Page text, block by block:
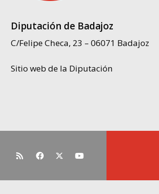
Diputación de Badajoz
C/Felipe Checa, 23 – 06071 Badajoz
Sitio web de la Diputación